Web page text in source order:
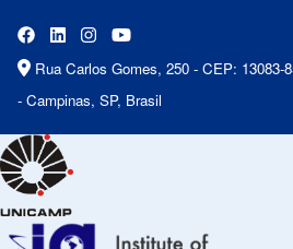
Rua Carlos Gomes, 250 - CEP: 13083-
- Campinas, SP, Brasil